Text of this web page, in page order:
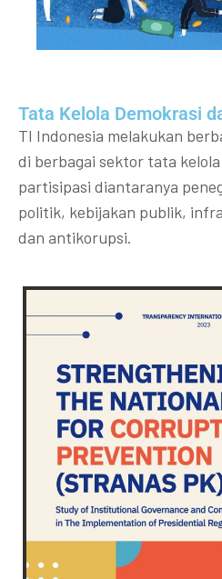
Tata Kelola Demokrasi
TI Indonesia melakukan
di berbagai sektor tata
partisipasi diantaranya
politik, kebijakan publik,
dan antikorupsi.